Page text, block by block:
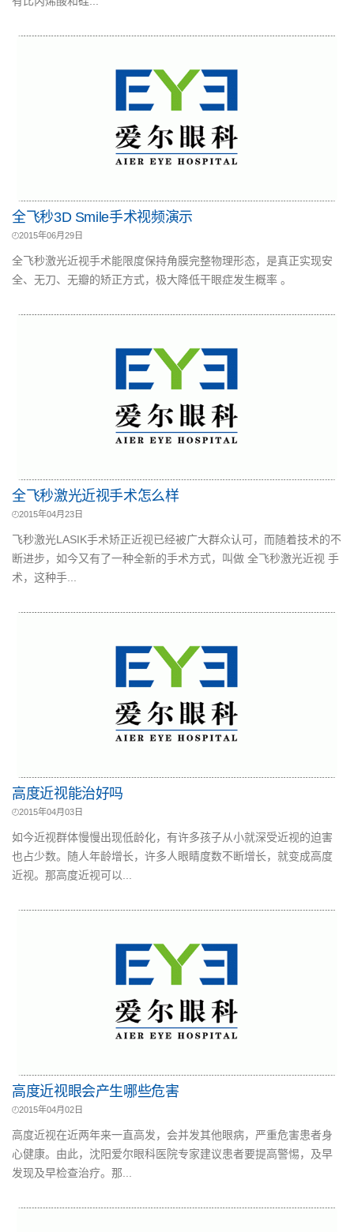
全飞秒3D Smile手术视频演示
2015年06月29日
全飞秒激光近视手术能限度保持角膜完整物理形态，是真正实现安
全、无刀、无瓣的矫正方式，极大降低干眼症发生概率 。
全飞秒激光近视手术怎么样
2015年04月23日
飞秒激光LASIK手术矫正近视已经被广大群众认可，而随着技术的不
断进步，如今又有了一种全新的手术方式，叫做 全飞秒激光近视 手
术，这种手...
高度近视能治好吗
2015年04月03日
如今近视群体慢慢出现低龄化，有许多孩子从小就深受近视的迫害
也占少数。随人年龄增长，许多人眼睛度数不断增长，就变成高度
近视。那高度近视可以...
高度近视眼会产生哪些危害
2015年04月02日
高度近视在近两年来一直高发，会并发其他眼病，严重危害患者身
心健康。由此，沈阳爱尔眼科医院专家建议患者要提高警惕，及早
发现及早检查治疗。那...